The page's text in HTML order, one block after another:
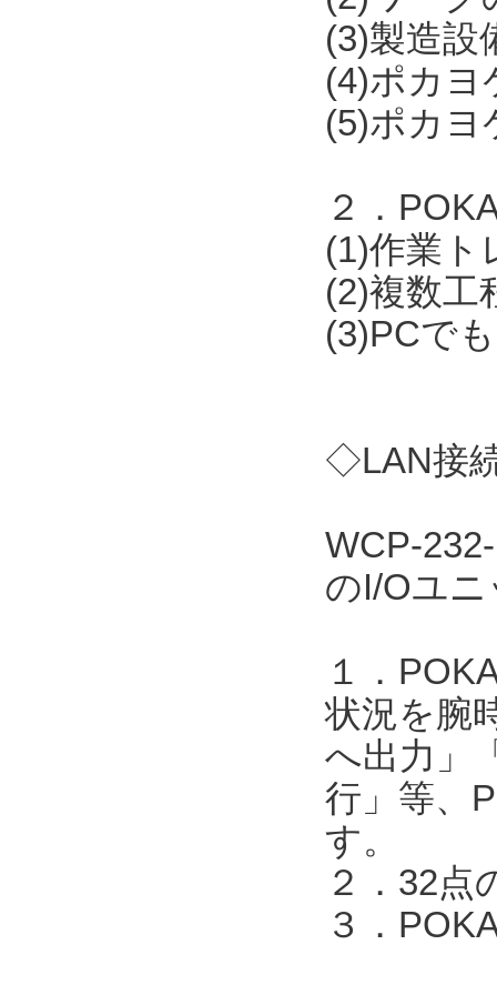
(3)製造設
(4)ポカヨ
(5)ポカヨ
２．
(1)作業ト
(2)複数工
(3)PCで
◇LAN接
WCP-
のI/Oユ
１．
状況を腕
へ出力」
行」等、
す。
２．32点
３．